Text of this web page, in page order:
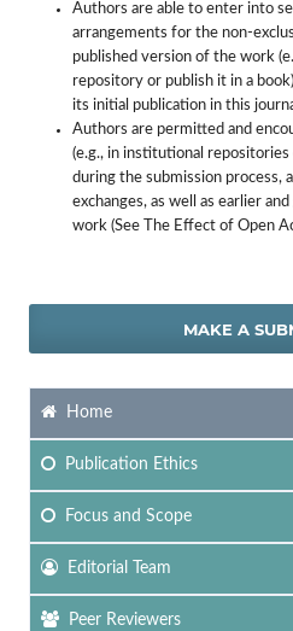
Authors are able to enter into
arrangements for the non-
published version of the work
repository or publish it in a
its initial publication in this
Authors are permitted and
(e.g., in institutional
during the submission process,
exchanges, as well as earlier
work (See The Effect of Open
MAKE A
Home
Publication Ethics
Focusand Scope
Editorial Team
Peer Reviewers